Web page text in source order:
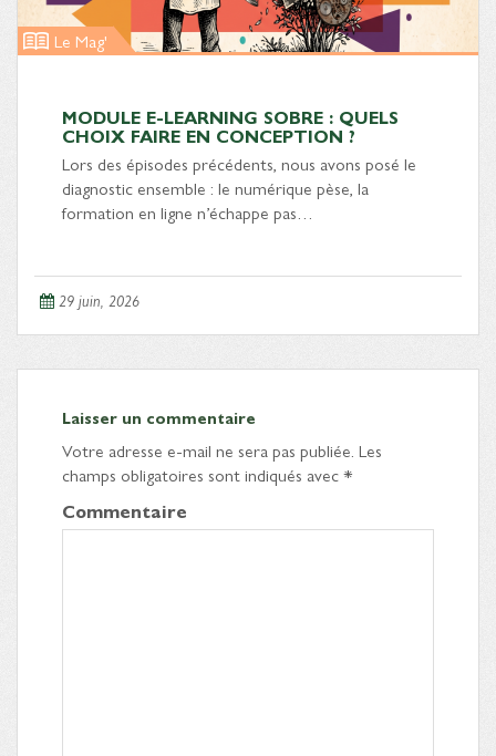
Le Mag'
MODULE E-LEARNING SOBRE : QUELS
CHOIX FAIRE EN CONCEPTION ?
Lors des épisodes précédents, nous avons posé le
diagnostic ensemble : le numérique pèse, la
formation en ligne n’échappe pas…
29 juin, 2026
Laisser un commentaire
Votre adresse e-mail ne sera pas publiée. Les
champs obligatoires sont indiqués avec*
Commentaire